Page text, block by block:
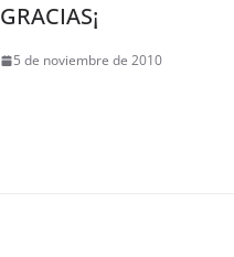
GRACIAS¡
5 de noviembre de 2010